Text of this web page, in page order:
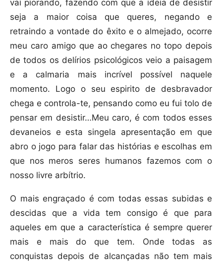
vai piorando, fazendo com que a ideia de desistir
seja a maior coisa que queres, negando e
retraindo a vontade do êxito e o almejado, ocorre
meu caro amigo que ao chegares no topo depois
de todos os delírios psicológicos veio a paisagem
e a calmaria mais incrível possível naquele
momento. Logo o seu espirito de desbravador
chega e controla-te, pensando como eu fui tolo de
pensar em desistir…Meu caro, é com todos esses
devaneios e esta singela apresentação em que
abro o jogo para falar das histórias e escolhas em
que nos meros seres humanos fazemos com o
nosso livre arbítrio.
O mais engraçado é com todas essas subidas e
descidas que a vida tem consigo é que para
aqueles em que a característica é sempre querer
mais e mais do que tem. Onde todas as
conquistas depois de alcançadas não tem mais